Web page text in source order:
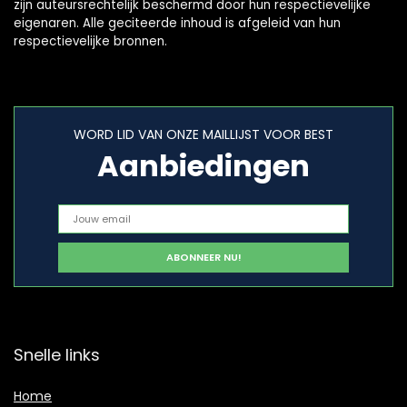
zijn auteursrechtelijk beschermd door hun respectievelijke
eigenaren. Alle geciteerde inhoud is afgeleid van hun
respectievelijke bronnen.
WORD LID VAN ONZE MAILLIJST VOOR BEST
Aanbiedingen
Snelle links
Home